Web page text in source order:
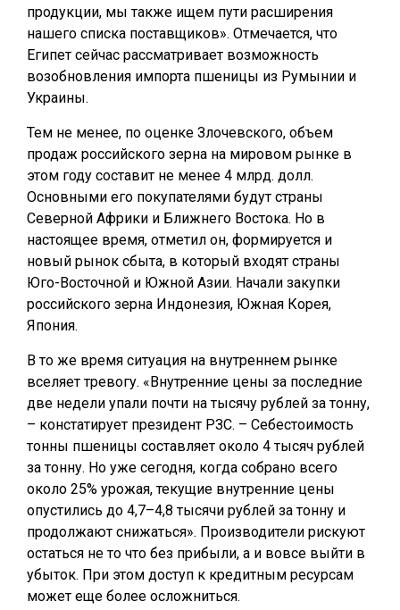
продукции, мы также ищем пути расширения
нашего списка поставщиков». Отмечается, что
Египет сейчас рассматривает возможность
возобновления импорта пшеницы из Румынии и
Украины.
Тем не менее, по оценке Злочевского, объем
продаж российского зерна на мировом рынке в
этом году составит не менее 4 млрд. долл.
Основными его покупателями будут страны
Северной Африки и Ближнего Востока. Но в
настоящее время, отметил он, формируется и
новый рынок сбыта, в который входят страны
Юго-Восточной и Южной Азии. Начали закупки
российского зерна Индонезия, Южная Корея,
Япония.
В то же время ситуация на внутреннем рынке
вселяет тревогу. «Внутренние цены за последние
две недели упали почти на тысячу рублей за тонну,
– констатирует президент РЗС. – Себестоимость
тонны пшеницы составляет около 4 тысяч рублей
за тонну. Но уже сегодня, когда собрано всего
около 25% урожая, текущие внутренние цены
опустились до 4,7–4,8 тысячи рублей за тонну и
продолжают снижаться». Производители рискуют
остаться не то что без прибыли, а и вовсе выйти в
убыток. При этом доступ к кредитным ресурсам
может еще более осложниться.